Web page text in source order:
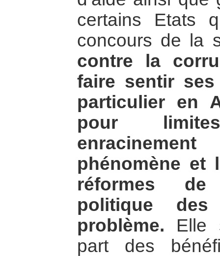
certains Etats
concours de la
contre la
faire sentir
particulier en
pour
phénomène et
réformes
politique
problème. Elle
part des